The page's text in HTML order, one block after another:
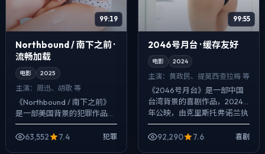
99:19
Northbound / 南下之前 ·
流畅加载
电影 2025
主演： 周迅、胡歌 等
《Northbound / 南下之前》
是一部美国背景的犯罪作品，
2025年公映，由新海诚执
导，周迅、胡歌、安藤樱等主
63,552 7.4 犯罪
99:55
2046号月台 · 缓存友好
电影 2024
主演： 黄政民、提莫西·查拉梅 等
《2046号月台》是一部中国
台湾背景的喜剧作品，2024
年公映，由克里斯托弗·诺兰执
导，黄政民、提莫西·查拉梅、
范伟等主演。配乐克制，关键
92,290 7.6 喜剧